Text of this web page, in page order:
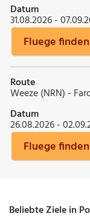
Datum
31.08.2026 -
Fluege finden
Route
Weeze (NRN) -
Datum
26.08.2026 -
Fluege finden
Beliebte Ziele in